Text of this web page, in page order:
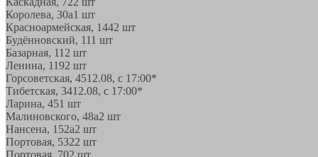
Королева, 30а1 шт
Красноармейская, 1442 шт
Будённовский, 111 шт
Базарная, 11 2 шт
Ленина, 1192 шт
Горсоветская, 4512.08, с 17:00*
Тибетская, 3412.08, с 17:00*
Ларина, 451 шт
Малиновского, 48а2 шт
Нансена, 152а2 шт
Портовая, 5322 шт
Портовая, 702 шт